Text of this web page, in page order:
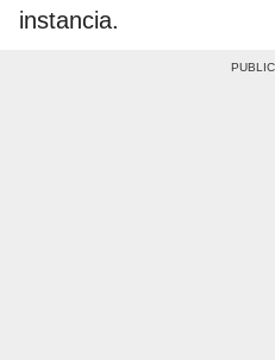
instancia.